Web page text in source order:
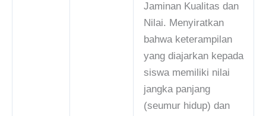
Jaminan Kualitas dan
Nilai. Menyiratkan
bahwa keterampilan
yang diajarkan kepada
siswa memiliki nilai
jangka panjang
(seumur hidup) dan